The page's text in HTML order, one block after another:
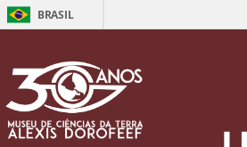
BRASIL